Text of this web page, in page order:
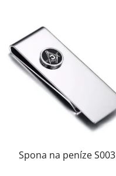
Spona na peníze S003